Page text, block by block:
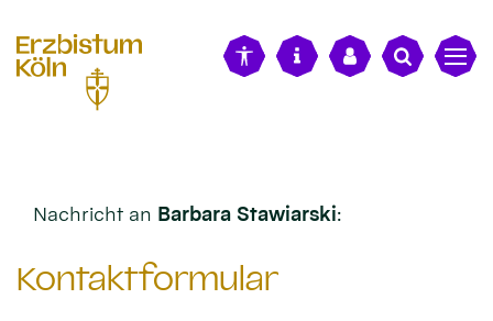
Nachricht an Barbara Stawiarski:
Kontaktformular